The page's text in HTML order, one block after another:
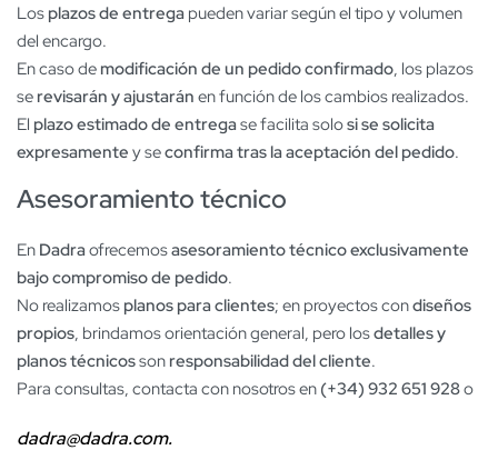
Los plazos de entrega pueden variar según el tipo y volumen
del encargo.
En caso de modificación de un pedido confirmado, los plazos
se revisarán y ajustarán en función de los cambios realizados.
El plazo estimado de entregase facilita solosi se solicita
expresamente y seconfirma tras la aceptación del pedido.
Asesoramiento técnico
En Dadraofrecemosasesoramiento técnico exclusivamente
bajo compromiso de pedido.
No realizamos planos para clientes; en proyectos condiseños
propios, brindamos orientación general, pero losdetalles y
planos técnicosson responsabilidad del cliente.
Para consultas, contacta con nosotros en (+34) 932 651 928o
dadra@dadra.com.